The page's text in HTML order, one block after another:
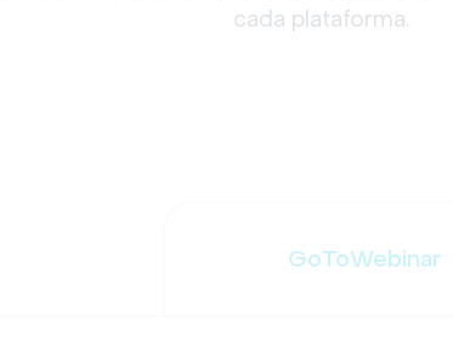
cada plataforma.
GoToWebinar